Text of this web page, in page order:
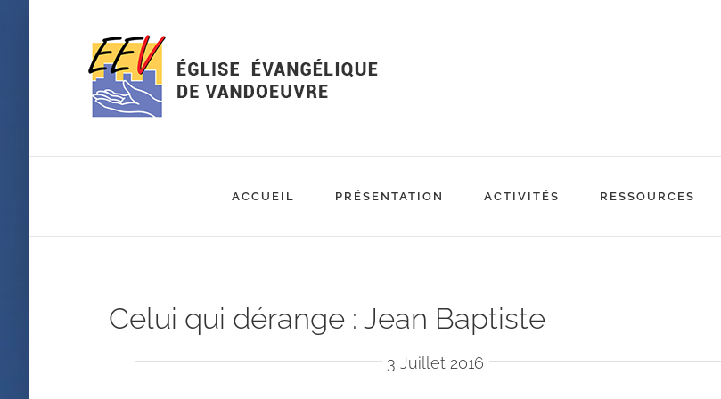
ACCUEIL PRÉSENTATION ACTIVITÉS RESSOURCES
Celui qui dérange : Jean Baptiste
3 Juillet 2016